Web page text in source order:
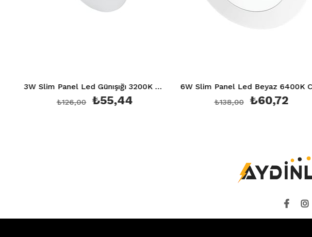
3W Slim Panel Led Günışığı 3200K Ct 5144
₺55,44
₺126,00
6W Slim Panel Led Beyaz 6400K Ct 5145
₺60,72
₺138,00